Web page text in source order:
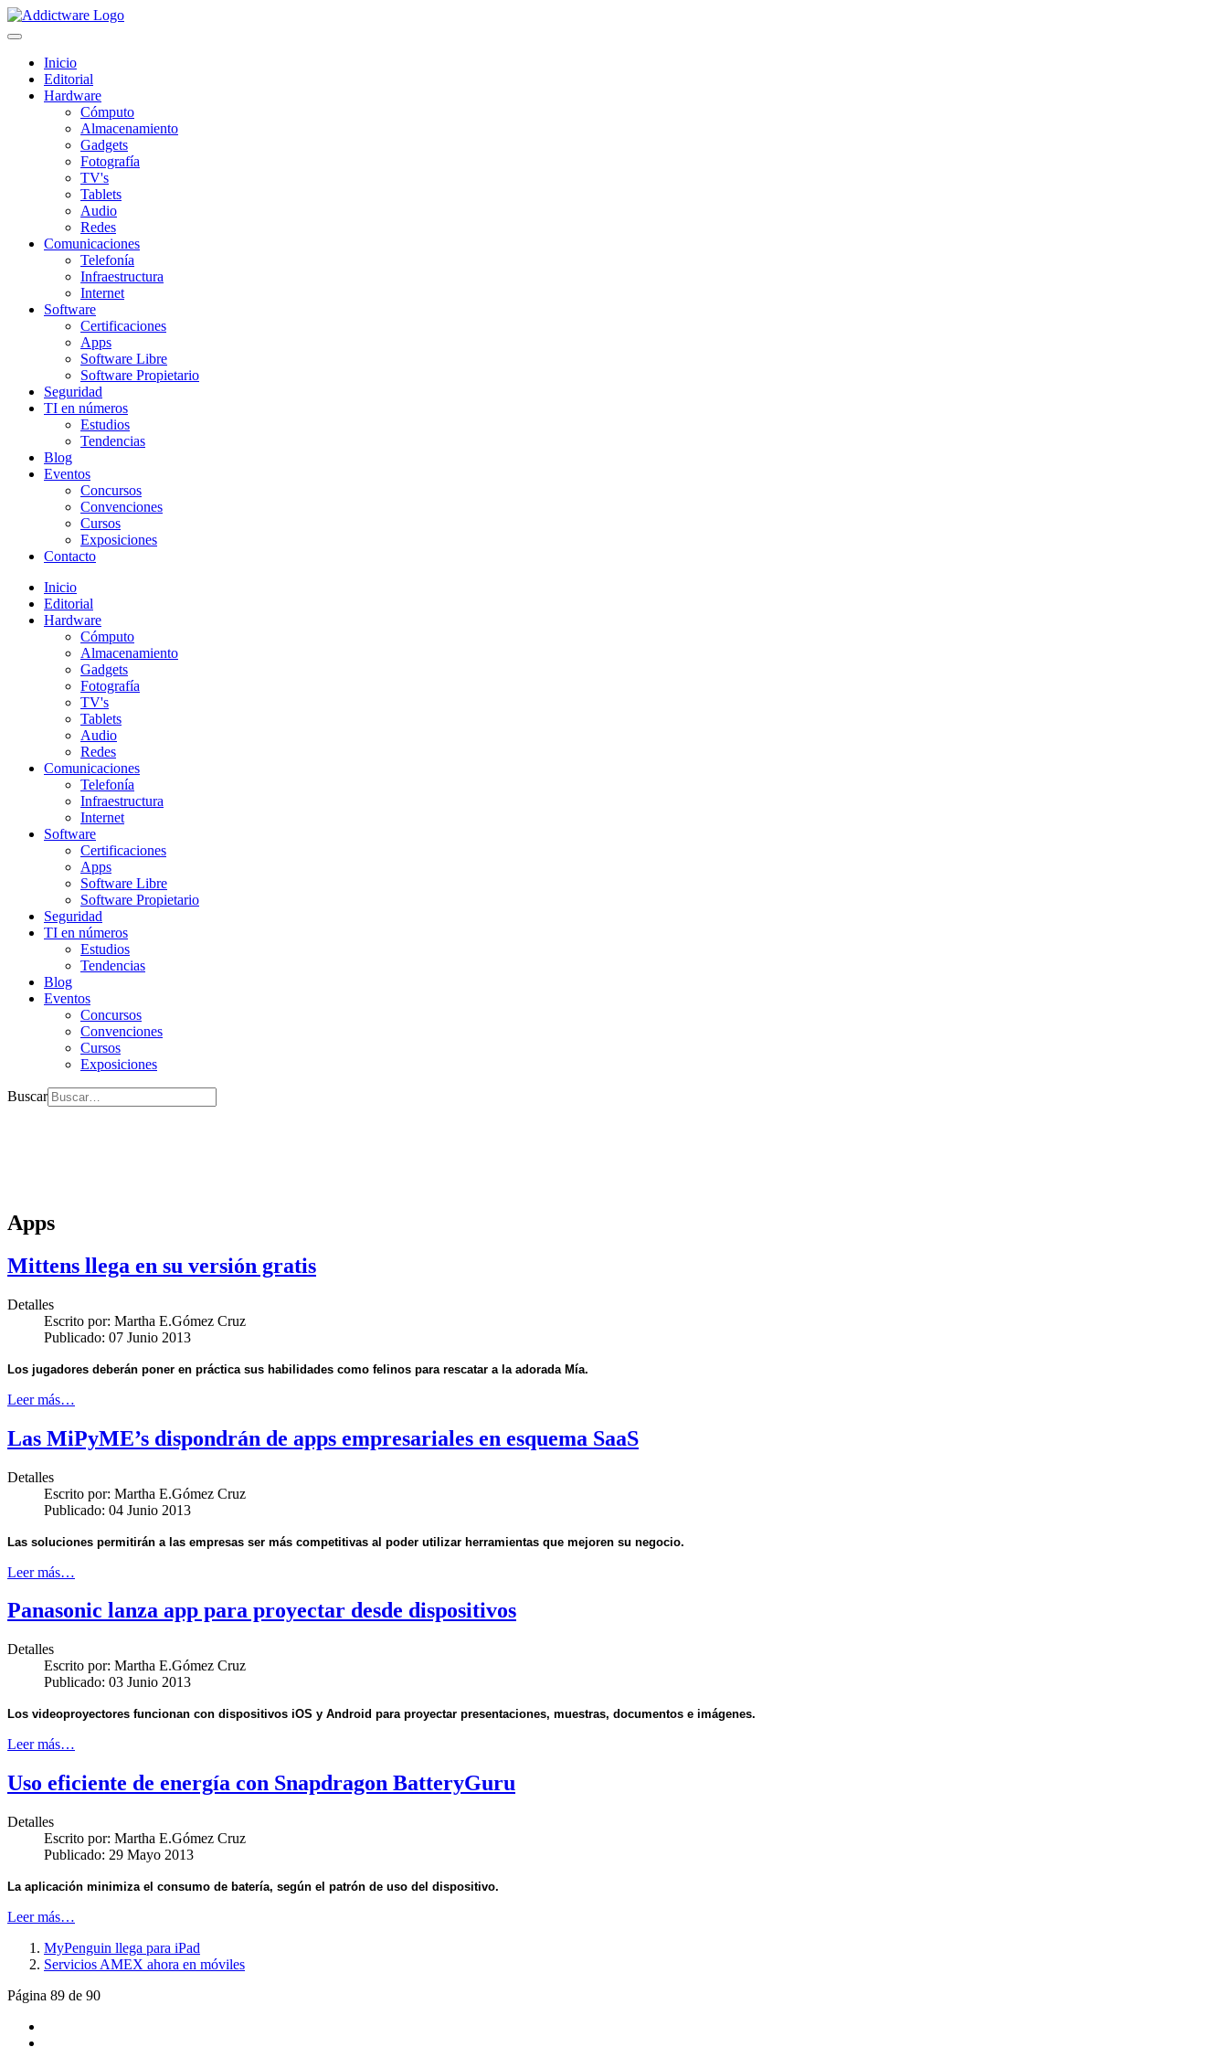
Inicio
Editorial
Hardware
Cómputo
Almacenamiento
Gadgets
Fotografía
TV's
Tablets
Audio
Redes
Comunicaciones
Telefonía
Infraestructura
Internet
Software
Certificaciones
Apps
Software Libre
Software Propietario
Seguridad
TI en números
Estudios
Tendencias
Blog
Eventos
Concursos
Convenciones
Cursos
Exposiciones
Contacto
Inicio
Editorial
Hardware
Cómputo
Almacenamiento
Gadgets
Fotografía
TV's
Tablets
Audio
Redes
Comunicaciones
Telefonía
Infraestructura
Internet
Software
Certificaciones
Apps
Software Libre
Software Propietario
Seguridad
TI en números
Estudios
Tendencias
Blog
Eventos
Concursos
Convenciones
Cursos
Exposiciones
Buscar
Apps
Mittens llega en su versión gratis
Detalles
Escrito por: Martha E.Gómez Cruz
Publicado: 07 Junio 2013
Los jugadores deberán poner en práctica sus habilidades como felinos para rescatar a la adorada Mía.
Leer más…
Las MiPyME’s dispondrán de apps empresariales en esquema SaaS
Detalles
Escrito por: Martha E.Gómez Cruz
Publicado: 04 Junio 2013
Las soluciones permitirán a las empresas ser más competitivas al poder utilizar herramientas que mejoren su negocio.
Leer más…
Panasonic lanza app para proyectar desde dispositivos
Detalles
Escrito por: Martha E.Gómez Cruz
Publicado: 03 Junio 2013
Los videoproyectores funcionan con dispositivos iOS y Android para proyectar presentaciones, muestras, documentos e imágenes.
Leer más…
Uso eficiente de energía con Snapdragon BatteryGuru
Detalles
Escrito por: Martha E.Gómez Cruz
Publicado: 29 Mayo 2013
La aplicación minimiza el consumo de batería, según el patrón de uso del dispositivo.
Leer más…
MyPenguin llega para iPad
Servicios AMEX ahora en móviles
Página 89 de 90